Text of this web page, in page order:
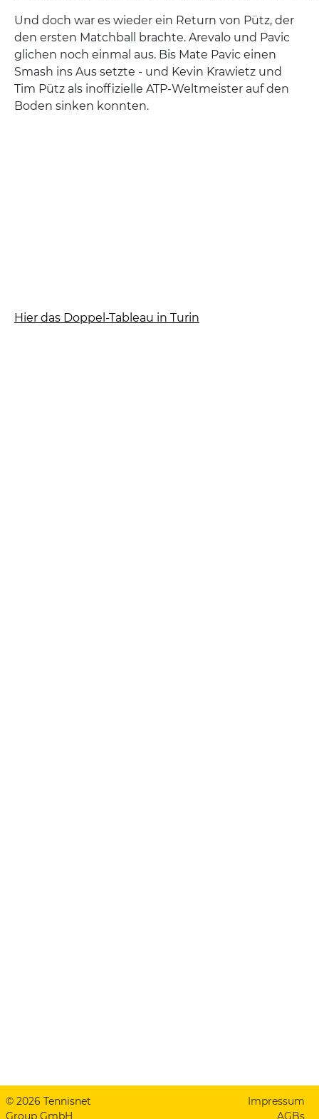
Und doch war es wieder ein Return von Pütz, der
den ersten Matchball brachte. Arevalo und Pavic
glichen noch einmal aus. Bis Mate Pavic einen
Smash ins Aus setzte - und Kevin Krawietz und
Tim Pütz als inoffizielle ATP-Weltmeister auf den
Boden sinken konnten.
Hier das Doppel-Tableau in Turin
© 2026 Tennisnet
Group GmbH
Impressum
AGBs